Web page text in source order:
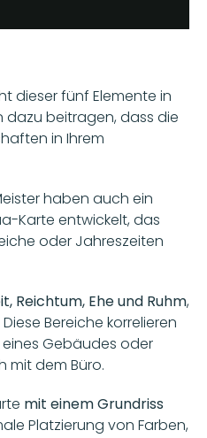
dieser fünf Elemente in
dazu beitragen, dass die
in Ihrem
haben auch ein
Karte entwickelt, das
oder Jahreszeiten
Reichtum, Ehe und Ruhm,
Bereiche korrelieren
Gebäudes oder
mit dem Büro.
mit einem Grundriss
Platzierung von Farben,